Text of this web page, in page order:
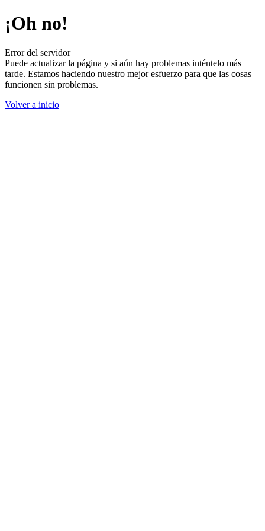
¡Oh no!
Error del servidor
Puede actualizar la página y si aún hay problemas inténtelo más
tarde. Estamos haciendo nuestro mejor esfuerzo para que las cosas
funcionen sin problemas.
Volver a inicio